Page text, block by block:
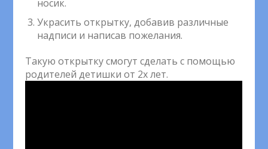
носик.
Украсить открытку, добавив различные
надписи и написав пожелания.
Такую открытку смогут сделать с помощью
родителей детишки от 2х лет.